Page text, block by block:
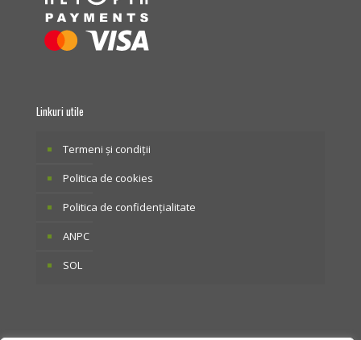
Linkuri utile
Termeni și condiții
Politica de cookies
Politica de confidențialitate
ANPC
SOL